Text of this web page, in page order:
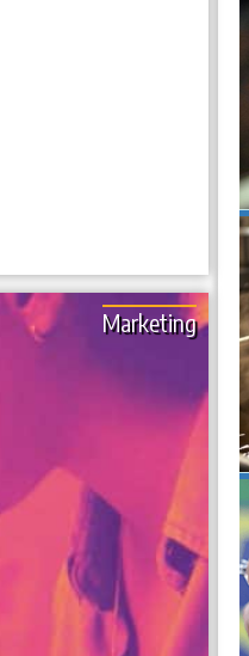
Marketing